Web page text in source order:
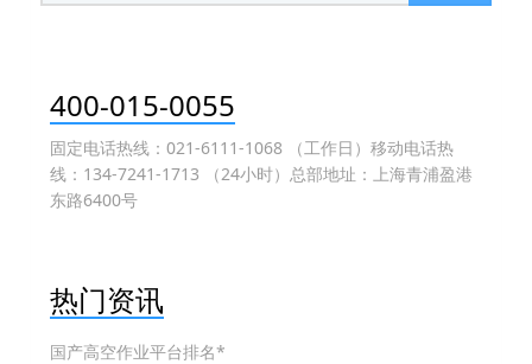
400-015-0055
固定电话热线：021-6111-1068 （工作日）移动电话热
线：134-7241-1713 （24小时）总部地址：上海青浦盈港
东路6400号
热门资讯
国产高空作业平台排名*